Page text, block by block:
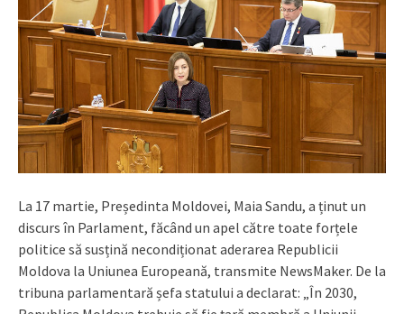
La 17 martie, Președinta Moldovei, Maia Sandu, a ținut un
discurs în Parlament, făcând un apel către toate forțele
politice să susțină necondiționat aderarea Republicii
Moldova la Uniunea Europeană, transmite NewsMaker. De la
tribuna parlamentară șefa statului a declarat: „În 2030,